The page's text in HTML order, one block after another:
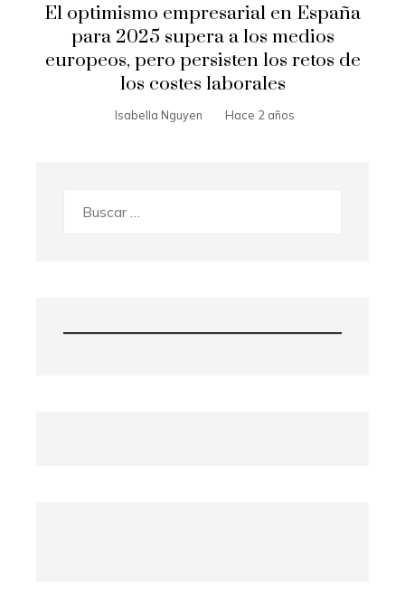
El optimismo empresarial en España
para 2025 supera a los medios
europeos, pero persisten los retos de
los costes laborales
Isabella Nguyen Hace 2 años